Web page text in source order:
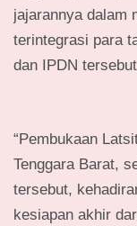
jajarannya dalam
terintegrasi para
dan IPDN
“Pembukaan
Tenggara Barat,
tersebut,
kesiapan akhir